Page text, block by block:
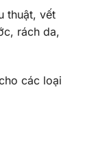
thuật, vết
rách da,
các loại